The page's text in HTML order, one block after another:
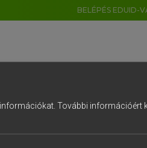
BELÉPÉS EDUID-
További információért
5 6 7 8 9